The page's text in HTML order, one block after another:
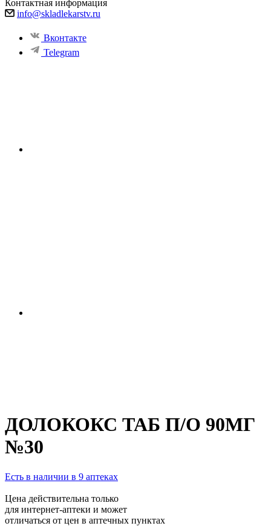
Контактная информация
info@skladlekarstv.ru
Вконтакте
Telegram
ДОЛОКОКС ТАБ П/О 90МГ
№30
Есть в наличии в 9 аптеках
Цена действительна только
для интернет-аптеки и может
отличаться от цен в аптечных пунктах